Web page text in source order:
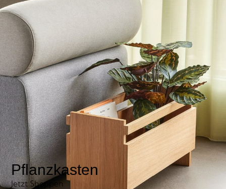
Pflanzkasten
Jetzt Shoppen